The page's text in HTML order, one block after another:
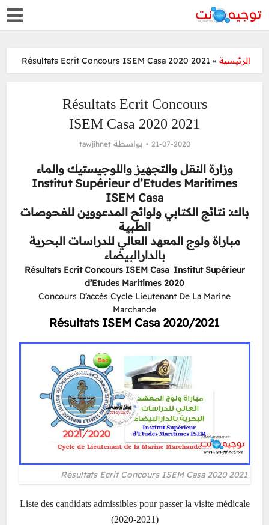
الرئيسية »
Résultats Ecrit Concours ISEM Casa 2020 2021
Résultats Ecrit Concours
ISEM Casa 2020 2021
21-07-2020 بواسطةtawjihnet
وزارة النقل والتجهيز واللوجيستيك والماء
Institut Supérieur d’Etudes Maritimes
ISEM Casa
باك: نتائج الكتابي ولوائح المدعووين للفحوصات
الطبية
مباراة ولوج المعهد العالي للدراسات البحرية
بالدارالبيضاء
Résultats Ecrit Concours ISEM Casa Institut Supérieur
d’Etudes Maritimes 2020
Concours D’accès Cycle Lieutenant De La Marine
Marchande
Résultats ISEM Casa 2020/2021
Résultats Ecrit Concours ISEM Casa 2020 2021
Liste des candidats admissibles pour passer la visite médicale
(2020-2021)